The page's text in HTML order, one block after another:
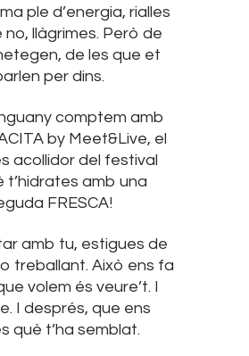
ple d’energia, rialles
no, llàgrimes. Però de
de les que et
per dins.
comptem amb
by Meet&Live, el
acollidor del festival
t’hidrates amb una
FRESCA!
amb tu, estigues de
treballant. Això ens fa
volem és veure’t. I
I després, que ens
què t’ha semblat.